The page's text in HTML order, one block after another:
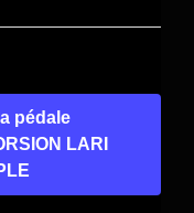
pédale
LARI